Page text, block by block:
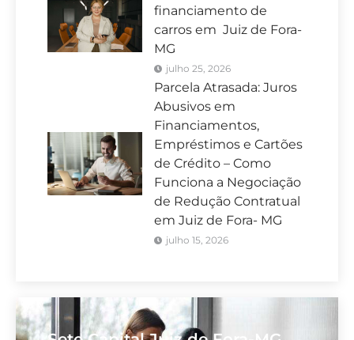
financiamento de
carros em Juiz de Fora-
MG
julho 25, 2026
Parcela Atrasada: Juros
Abusivos em
Financiamentos,
Empréstimos e Cartões
de Crédito – Como
Funciona a Negociação
de Redução Contratual
em Juiz de Fora- MG
julho 15, 2026